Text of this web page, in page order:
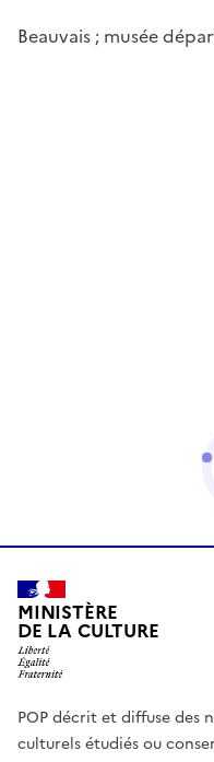
Beauvais ; musée
MINISTÈRE
DE LA CULTURE
POP décrit et diffuse des
culturels étudiés ou